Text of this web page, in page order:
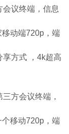
议终端，信息
动端720p，端
享方式 ，4k超高
方会议终端，
移动720p，端